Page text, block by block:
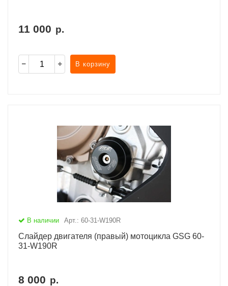
11 000 р.
В корзину
В наличии Арт.: 60-31-W190R
Слайдер двигателя (правый) мотоцикла GSG 60-
31-W190R
8 000 р.